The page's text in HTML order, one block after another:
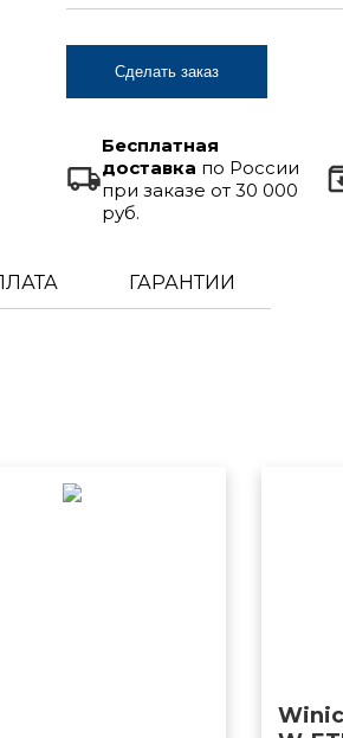
Сделать заказ
Бесплатная
доставка по России
при заказе от 30 000
руб.
ГАРАНТИИ
Winic